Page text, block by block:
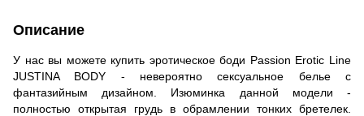
Описание
У нас вы можете купить эротическое боди Passion Erotic Line
JUSTINA BODY - невероятно сексуальное белье с
фантазийным дизайном. Изюминка данной модели -
полностью открытая грудь в обрамлении тонких бретелек.